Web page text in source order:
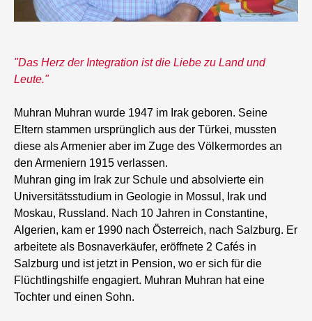
Das Herz der Integration ist die Liebe zu Land und
Leute.
Muhran Muhran wurde 1947 im Irak geboren. Seine
Eltern stammen ursprünglich aus der Türkei, mussten
diese als Armenier aber im Zuge des Völkermordes an
den Armeniern 1915 verlassen.
Muhran ging im Irak zur Schule und absolvierte ein
Universitätsstudium in Geologie in Mossul, Irak und
Moskau, Russland. Nach 10 Jahren in Constantine,
Algerien, kam er 1990 nach Österreich, nach Salzburg. Er
arbeitete als Bosnaverkäufer, eröffnete 2 Cafés in
Salzburg und ist jetzt in Pension, wo er sich für die
Flüchtlingshilfe engagiert. Muhran Muhran hat eine
Tochter und einen Sohn.